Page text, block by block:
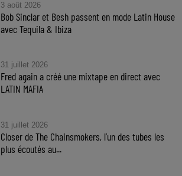
3 août 2026
Bob Sinclar et Besh passent en mode Latin House
avec Tequila & Ibiza
31 juillet 2026
Fred again a créé une mixtape en direct avec
LATIN MAFIA
31 juillet 2026
Closer de The Chainsmokers, l’un des tubes les
plus écoutés au...